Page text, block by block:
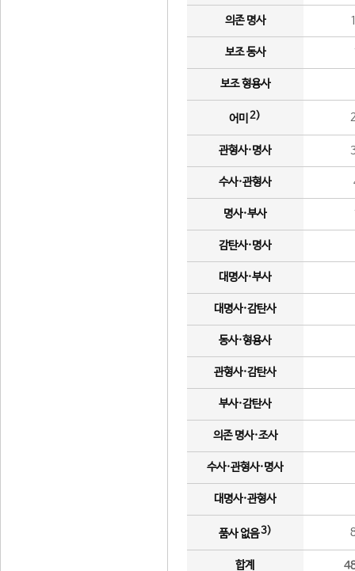
의존 명사
보조 동사
보조 형용사
어미 2)
관형사·명사
수사·관형사
명사·부사
감탄사·명사
대명사·부사
대명사·감탄사
동사·형용사
관형사·감탄사
부사·감탄사
의존 명사·조사
수사·관형사·명사
대명사·관형사
품사 없음3)
합계